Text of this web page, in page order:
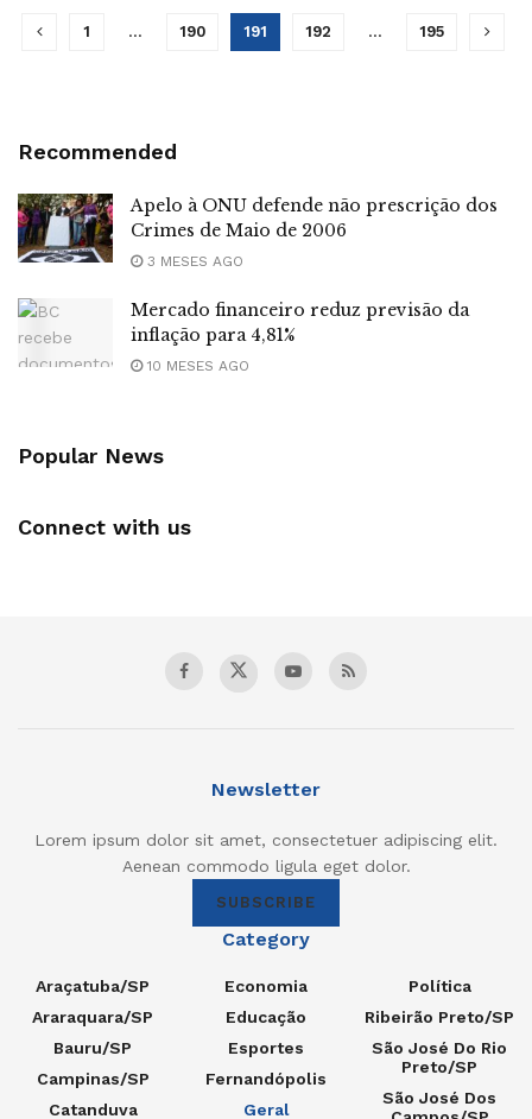
1 … 190 191 192 … 195
Recommended
Apelo à ONU defende não prescrição dos
Crimes de Maio de 2006
3 MESES AGO
Mercado financeiro reduz previsão da
inflação para 4,81%
10 MESES AGO
Popular News
Connect with us
Newsletter
Lorem ipsum dolor sit amet, consectetuer adipiscing elit.
Aenean commodo ligula eget dolor.
SUBSCRIBE
Category
Araçatuba/SP
Araraquara/SP
Bauru/SP
Campinas/SP
Catanduva
Economia
Educação
Esportes
Fernandópolis
Geral
Política
Ribeirão Preto/SP
São José Do Rio
Preto/SP
São José Dos